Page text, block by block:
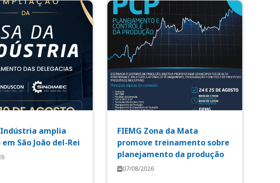
Indústria amplia
São João del-Rei
FIEMG Zona da Mata
promove treinamento sobre
planejamento da produção
07/08/2026